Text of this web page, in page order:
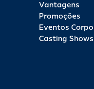
Vantagens
Promoções
Eventos
Casting Shows